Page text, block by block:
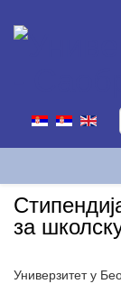
за
Универзитет у